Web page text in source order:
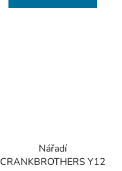
Nářadí
CRANKBROTHERS Y12